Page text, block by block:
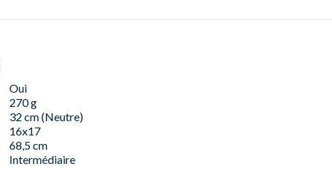
Oui
270 g
32 cm (Neutre)
16x17
68,5 cm
Intermédiaire